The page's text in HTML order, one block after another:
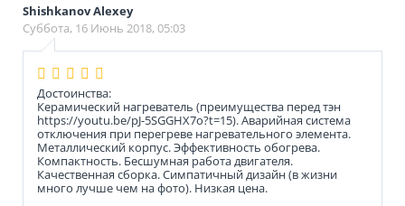
Shishkanov Alexey
Суббота, 16 Июнь 2018, 05:03
Достоинства:
Керамический нагреватель (преимущества перед тэн
https://youtu.be/pJ-5SGGHX7o?t=15). Аварийная система
отключения при перегреве нагревательного элемента.
Металлический корпус. Эффективность обогрева.
Компактность. Бесшумная работа двигателя.
Качественная сборка. Симпатичный дизайн (в жизни
много лучше чем на фото). Низкая цена.